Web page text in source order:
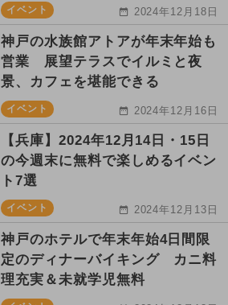
イベント 2024年12月18日
神戸の水族館アトアが年末年始も
営業 展望テラスでイルミと夜
景、カフェを堪能できる
イベント 2024年12月16日
【兵庫】2024年12月14日・15日
の今週末に無料で楽しめるイベン
ト7選
イベント 2024年12月13日
神戸のホテルで年末年始4日間限
定のディナーバイキング カニ料
理充実＆未就学児無料